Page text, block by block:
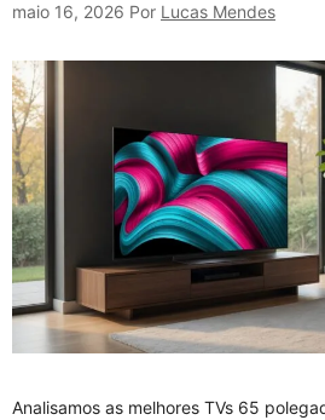
maio 16, 2026 Por Lucas Mendes
Analisamos as melhores TVs 65